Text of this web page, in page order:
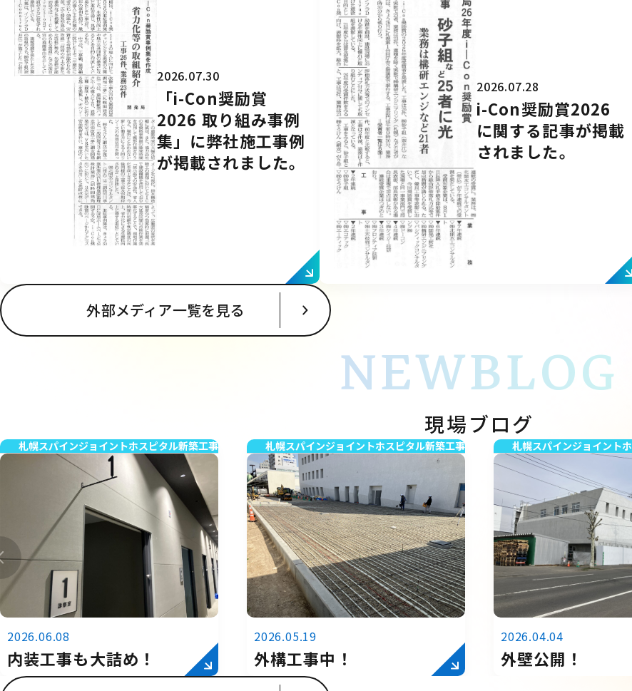
2026.07.30
「i-Con奨励賞
2026 取り組み事例
集」に弊社施工事例
が掲載されました。
2026.07.28
i-Con奨励賞2026
に関する記事が掲載
されました。
外部メディア一覧を見る
現場ブログ
NEWBLOG
札幌スパインジョイントホスピタル新築工事
2026.06.08
内装工事も大詰め！
札幌スパインジョイントホスピタル新築工事
2026.05.19
外構工事中！
札幌スパインジョイント
2026.04.04
外壁公開！